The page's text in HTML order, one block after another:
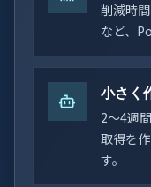
削減時
など、
小さく
2〜4週
取得を
す。